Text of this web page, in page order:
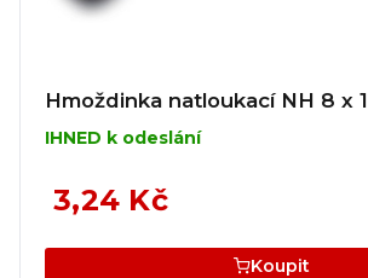
Hmoždinka natloukací NH 8 x
IHNED k odeslání
3,24 Kč
Koupit